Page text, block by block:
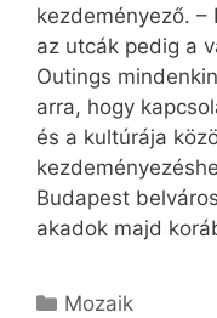
kezdeményező. –
az utcák pedig a
Outings
arra, hogy
és a kultúrája
Budapest
akadok majd
Kategória
Mozaik